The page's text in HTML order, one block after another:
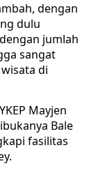
dengan
dulu
jumlah
sangat
di
Mayjen
Bale
fasilitas